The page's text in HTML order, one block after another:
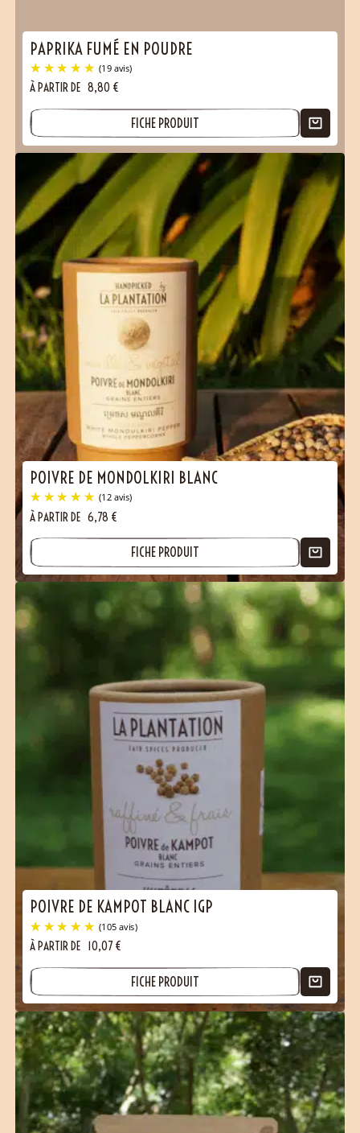
(36 avis)
PAPRIKA FUMÉ EN POUDRE
(19 avis)
À PARTIR DE 8,80 €
FICHE PRODUIT
POIVRE DE MONDOLKIRI BLANC
À PARTIR DE 6,78 €
FICHE PRODUIT
POIVRE DE KAMPOT BLANC IGP
À PARTIR DE 10,07€
FICHE PRODUIT